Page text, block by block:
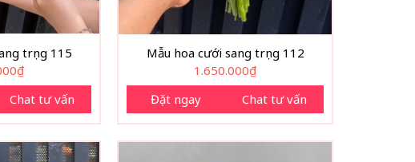
trọng 115
₫
Chat tư vấn
Mẫu hoa cưới sang trọng 112
1.650.000₫
Đặt ngay
Chat tư vấn